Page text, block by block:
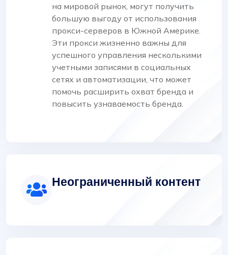
на мировой рынок, могут получить
большую выгоду от использования
прокси-серверов в Южной Америке.
Эти прокси жизненно важны для
успешного управления несколькими
учетными записями в социальных
сетях и автоматизации, что может
помочь расширить охват бренда и
повысить узнаваемость бренда.
Неограниченный контент